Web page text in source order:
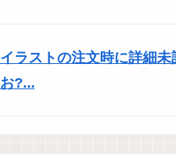
イラストの注文時に詳細未
お?...